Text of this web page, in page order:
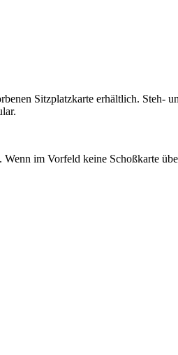
Sitzplatzkarte erhältlich. Steh-
im Vorfeld keine Schoßkarte